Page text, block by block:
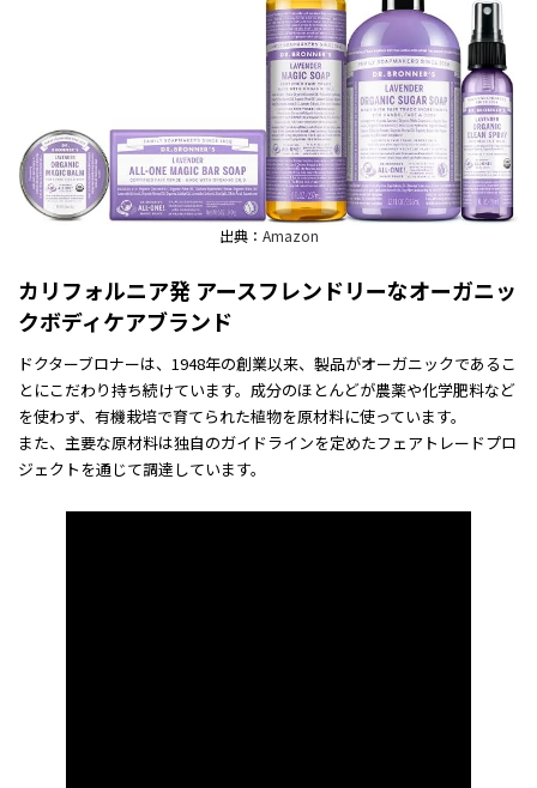
出典： Amazon
カリフォルニア発 アースフレンドリーなオーガニッ
クボディケアブランド
ドクターブロナーは、1948年の創業以来、製品がオーガニックであるこ
とにこだわり持ち続けています。成分のほとんどが農薬や化学肥料など
を使わず、有機栽培で育てられた植物を原材料に使っています。
また、主要な原材料は独自のガイドラインを定めたフェアトレードプロ
ジェクトを通じて調達しています。